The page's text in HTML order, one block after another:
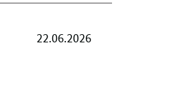
22.06.2026